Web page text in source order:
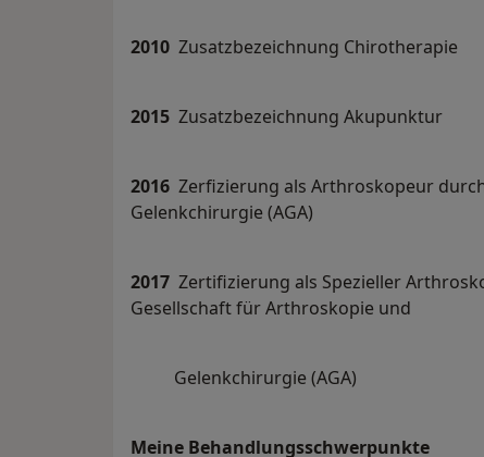
2010 Zusatzbezeichnung Chirotherapie
2015 Zusatzbezeichnung Akupunktur
2016 Zerfizierung als Arthroskopeur
Gelenkchirurgie (AGA)
2017 Zertifizierung als Spezieller
Gesellschaft für Arthroskopie und
Gelenkchirurgie (AGA)
Meine Behandlungs­schwerpunkte